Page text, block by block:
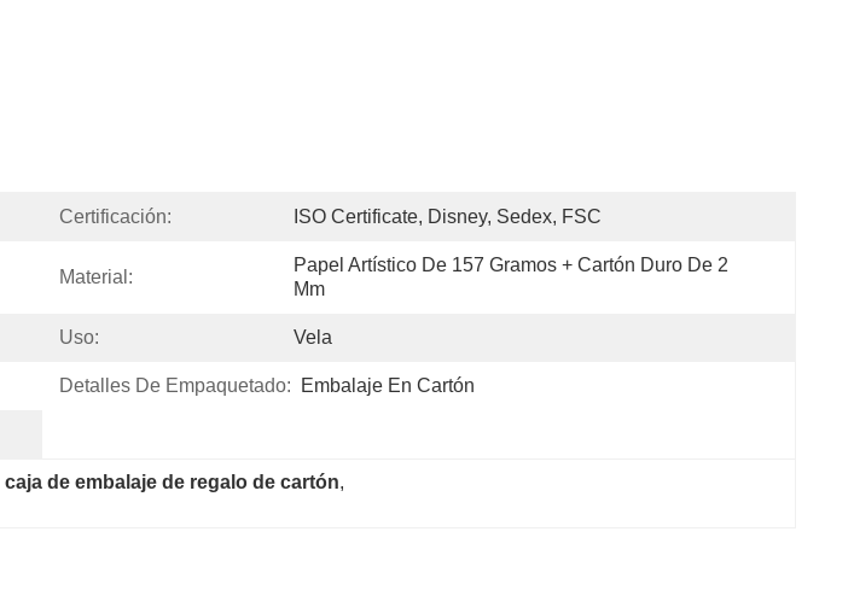
Certificación: ISO Certificate, Disney, Sedex, FSC
Material:
Papel Artístico De 157 Gramos + Cartón Duro De 2
Mm
Uso: Vela
Detalles De Empaquetado: Embalaje En Cartón
caja de embalaje de regalo de cartón,